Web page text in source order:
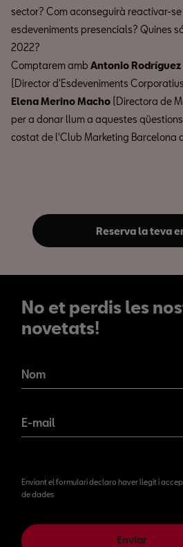
sector? Com aconseguirà reactivar-
esdeveniments presencials? Quines
2022?
Comptarem amb Antonio Rodríguez
(Director d'Esdeveniments
Elena Merino Macho (Directora de
per a donar llum a aquestes
costat de l'Club Marketing Barcelona a
Reserva la teva
No et perdis les
novetats!
novetats!
Nom
E-mail
Enviant el formulari declaro haver llegit i
de dades
Enviar